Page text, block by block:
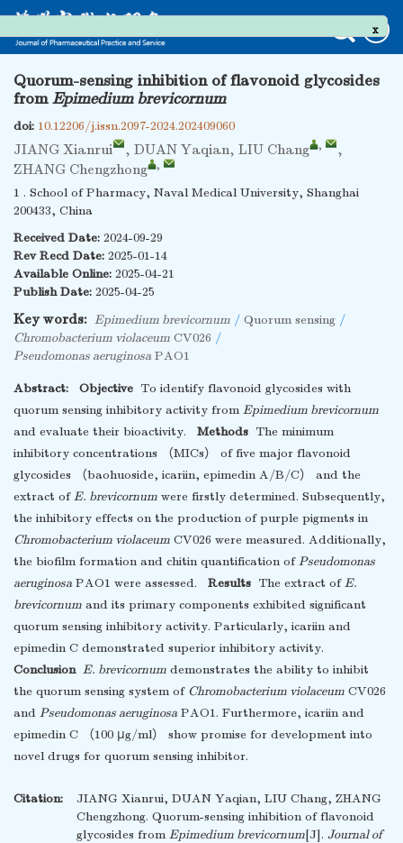
x
Quorum-sensing inhibition of flavonoid glycosides
fromEpimedium brevicornum
doi: 10.12206/j.issn.2097-2024.202409060
JIANG Xianrui , DUAN Yaqian, LIU Chang ,
,
ZHANG Chengzhong
,
1 . School of Pharmacy, Naval Medical University, Shanghai
200433, China
Received Date: 2024-09-29
Rev Recd Date: 2025-01-14
Available Online: 2025-04-21
Publish Date: 2025-04-25
Key words: Epimedium brevicornum / Quorum sensing /
Chromobacterium violaceum CV026 /
Pseudomonas aeruginosaPAO1
Abstract: Objective To identify flavonoid glycosides with
quorum sensing inhibitory activity fromEpimedium brevicornum
and evaluate their bioactivity.
Methods The minimum
inhibitory concentrations （MICs） of five major flavonoid
glycosides （baohuoside, icariin, epimedin A/B/C） and the
extract ofE. brevicornum were firstly determined. Subsequently,
the inhibitory effects on the production of purple pigments in
Chromobacterium violaceum CV026 were measured. Additionally,
the biofilm formation and chitin quantification ofPseudomonas
aeruginosaPAO1 were assessed. Results The extract ofE.
brevicornum and its primary components exhibited significant
quorum sensing inhibitory activity. Particularly, icariin and
epimedin C demonstrated superior inhibitory activity.
Conclusion E. brevicornum demonstrates the ability to inhibit
the quorum sensing system of Chromobacterium violaceum CV026
and Pseudomonas aeruginosaPAO1. Furthermore, icariin and
epimedin C （100 μg/ml） show promise for development into
novel drugs for quorum sensing inhibitor.
Citation:
JIANG Xianrui, DUAN Yaqian, LIU Chang, ZHANG
Chengzhong. Quorum-sensing inhibition of flavonoid
glycosides fromEpimedium brevicornum[J]. Journal of